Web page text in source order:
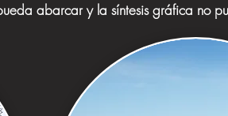
abarcar y la síntesis gráfica no